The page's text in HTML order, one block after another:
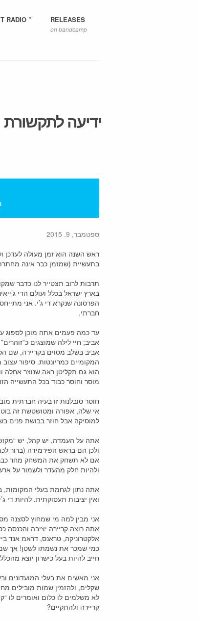
RADIO RELEASES
on bandcamp
ידיעה לתקשורת
ספטמבר, 9. 2015
ראש השנה הוא זמן מעולה לעדכן
בתעשיית (שמזמן כבר אינה
תרבות לרוב תצטייר לנו כדבר
בארץ ישראל בכלל ועולם הדי
הפרסונה שנקרא די ג’י. אני
חברתי,
עד כמה פעמים אתה מוכן לספוג
אביב; חיי לילה שמוצגים
אביב בשלב מסוים בקריירה, שם
המקומיים כמריונטות. סיפור
הוא גם תקליטן ראה שנוצר אחלה
מוסר וחוסר כבוד בכל התעשייה
חוסר סובלנות זו בעיה חברתית
אי שלה, אפורה ומטושטשת זה
למוסיקה אבל חוזר בבושת פנים
אתה על העמדה, יש קהל, יש
ולכן הם בראש הפירמידה (ברור
אם לא תשחק את המשחק מחר כבר
ולהיות חלק מהעדר ולשמור על
אתה נתון לגחמת בעלי המקומות,
ואין יציבות תעסוקתית. להיות
אתה רוצה קריירה יציבה והכנסה
אלקטרוניקה, טראנס, דראמ אנד
כמי שמכר את נשמתו לשטן! אך שם
חייב להיות בעל כישרון יוצא
אני מאשים את בעלי המועדונים
לא משלמים לו כלום ואומרים לו
קריירה ולהתקיים?